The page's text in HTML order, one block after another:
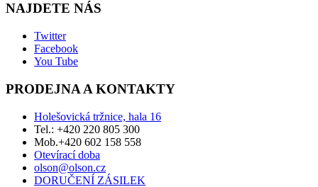
NAJDETE NÁS
Twitter
Facebook
You Tube
PRODEJNA A KONTAKTY
Holešovická tržnice, hala 16
Tel.: +420 220 805 300
Mob.+420 602 158 558
Otevírací doba
olson@olson.cz
DORUČENÍ ZÁSILEK